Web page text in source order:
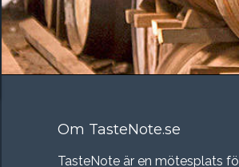
Om TasteNote.se
TasteNote är en mötesplats